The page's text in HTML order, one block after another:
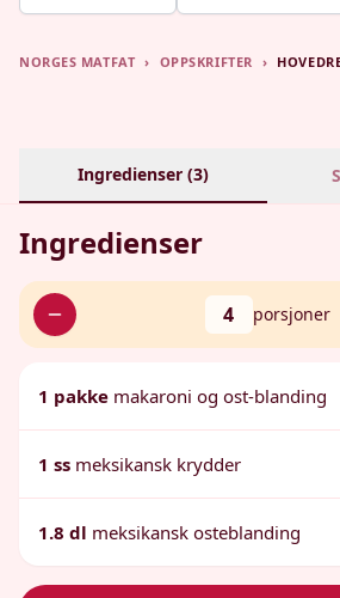
NORGES MATFAT › OPPSKRIFTER ›
Ingredienser (3)
Ingredienser
4 porsjoner
1 pakke makaroni og ost-blanding
1 ss meksikansk krydder
1.8 dl meksikansk osteblanding